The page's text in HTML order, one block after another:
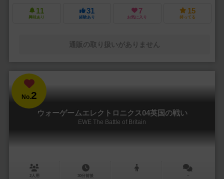
11
興味あり
31
経験あり
7
お気に入り
15
持ってる
通販の取り扱いがありません
No.2
ウォーゲームエレクトロニクス04英国の戦い
EWE The Battle of Britain
2人用 30分前後 －